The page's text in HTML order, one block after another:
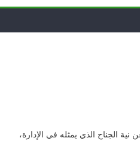
الجناح الذي يمثله في الإدارة،